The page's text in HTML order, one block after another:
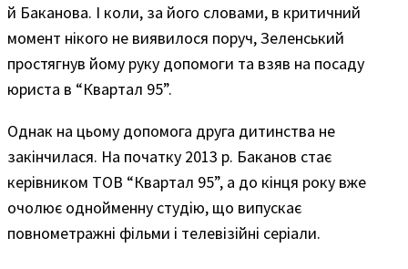
й Баканова. І коли, за його словами, в критичний
момент нікого не виявилося поруч, Зеленський
простягнув йому руку допомоги та взяв на посаду
юриста в “Квартал 95”.
Однак на цьому допомога друга дитинства не
закінчилася. На початку 2013 р. Баканов стає
керівником ТОВ “Квартал 95”, а до кінця року вже
очолює однойменну студію, що випускає
повнометражні фільми і телевізійні серіали.